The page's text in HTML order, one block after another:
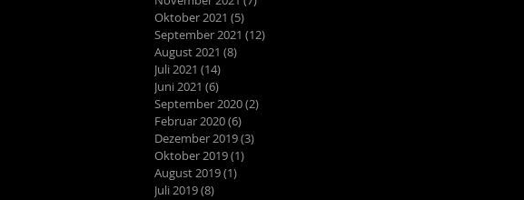
Oktober 2021 (5)
September 2021 (12)
August 2021 (8)
Juli 2021 (14)
Juni 2021 (6)
September 2020(2)
Februar 2020(6)
Dezember 2019(3)
Oktober 2019(1)
August 2019(1)
Juli 2019(8)